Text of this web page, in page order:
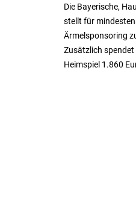
Die Bayerische,
stellt für
Ärmelsponsoring
Zusätzlich
Heimspiel 1.860